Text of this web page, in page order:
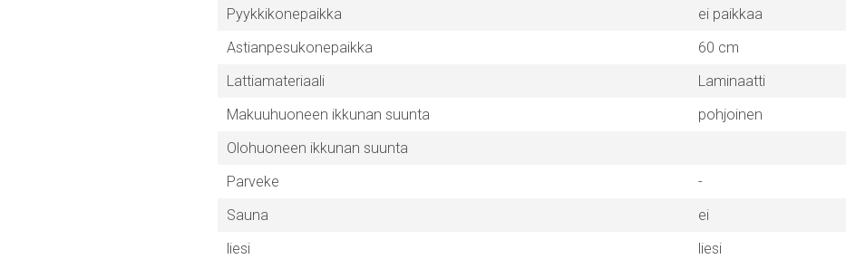
Pyykkikonepaikka
ei paikkaa
Astianpesukonepaikka
60 cm
Lattiamateriaali
Laminaatti
Makuuhuoneen ikkunan suunta
pohjoinen
Olohuoneen ikkunan suunta
Parveke
-
Sauna
ei
liesi
liesi